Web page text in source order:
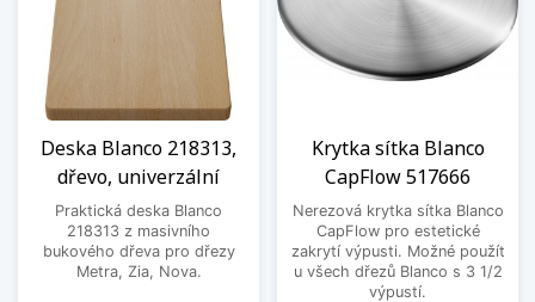
Deska Blanco 218313,
dřevo, univerzální
Praktická deska Blanco
218313 z masivního
bukového dřeva pro dřezy
Metra, Zia, Nova.
Krytka sítka Blanco
CapFlow 517666
Nerezová krytka sítka Blanco
CapFlow pro estetické
zakrytí výpusti. Možné použít
u všech dřezů Blanco s 3 1/2
výpustí.